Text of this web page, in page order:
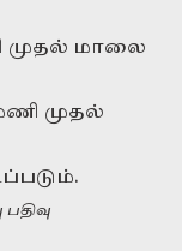
முதல் மாலை
முதல்